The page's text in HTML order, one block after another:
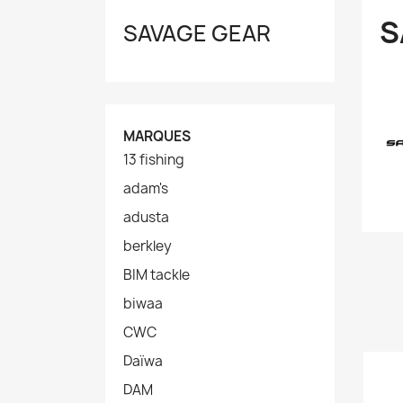
SAVAGE GEAR
MARQUES
13 fishing
adam's
adusta
berkley
BIM tackle
biwaa
CWC
Daïwa
DAM